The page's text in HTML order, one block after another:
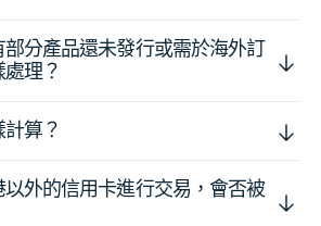
分產品還未發行或需於海外訂
理？
算？
外的信用卡進行交易，會否被